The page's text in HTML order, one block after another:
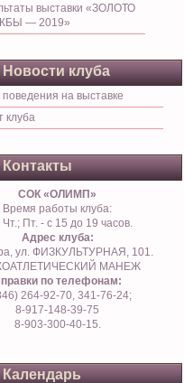
выставки «ЗОЛОТО
— 2019»
Новости клуба
на выставке
клуба
Контакты
СОК «ОЛИМП»
Время работы клуба:
Чт.; Пт. - с 15 до 19 часов.
Адрес клуба:
ул. ФИЗКУЛЬТУРНАЯ, 101.
МАНЕЖ
по телефонам:
264-92-70, 341-76-24;
8-917-148-39-75
8-903-300-40-15.
Календарь